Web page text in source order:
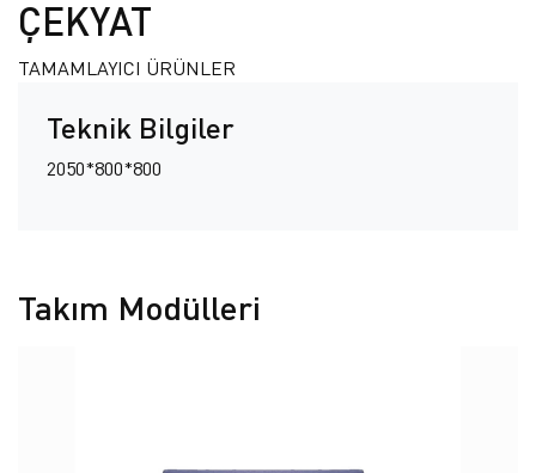
ÇEKYAT
TAMAMLAYICI ÜRÜNLER
Teknik Bilgiler
2050*800*800
Takım Modülleri